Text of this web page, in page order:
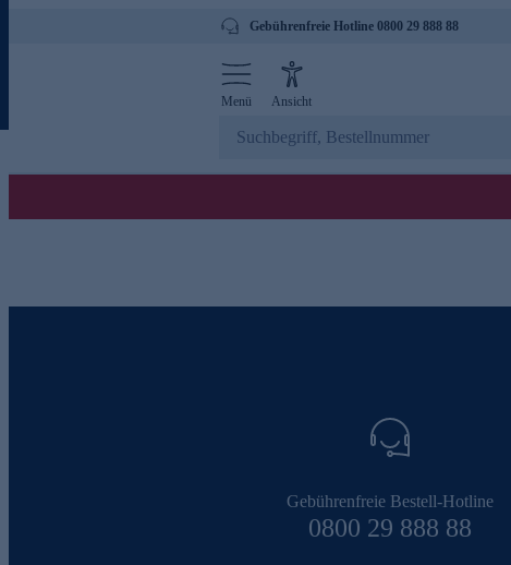
Gebührenfreie Hotline 0800 29 888 88
Menü Ansicht
Gebührenfreie Bestell-Hotline
0800 29 888 88